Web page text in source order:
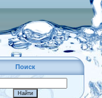
Поиск